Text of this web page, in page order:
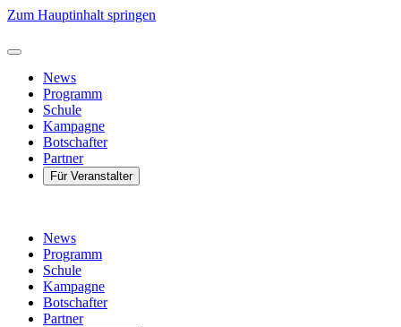
Zum Hauptinhalt springen
News
Programm
Schule
Kampagne
Botschafter
Partner
Für Veranstalter
News
Programm
Schule
Kampagne
Botschafter
Partner